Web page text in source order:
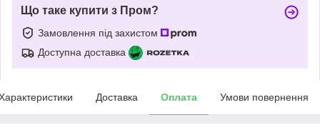
Що таке купити з Пром?
Замовлення під захистом
Доступна доставка
Доставка Оплата Умови повернення